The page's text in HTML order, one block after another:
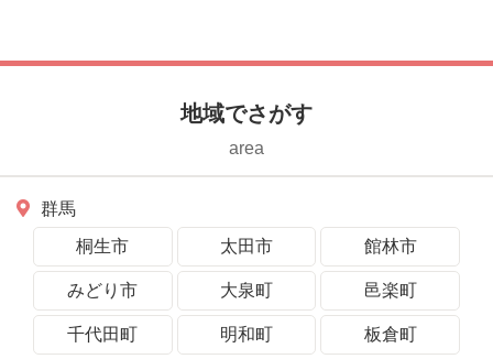
地域でさがす
area
群馬
桐生市
太田市 館林市
みどり市 大泉町 邑楽町
千代田町 明和町 板倉町